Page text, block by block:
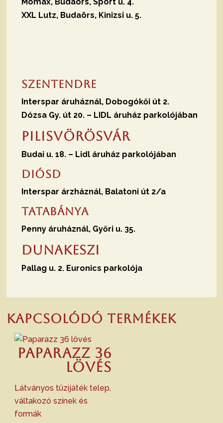
Mömax, Budaörs, Sport u. 4.
XXL Lutz, Budaörs, Kinizsi u. 5.
Szentendre
Interspar áruháznál, Dobogókői út 2.
Dózsa Gy. út 20. – LIDL áruház parkolójában
Pilisvörösvár
Budai u. 18. – Lidl áruház parkolójában
Diósd
Interspar árzháznál, Balatoni út 2/a
Tatabánya
Penny áruháznál, Győri u. 35.
Dunakeszi
Pallag u. 2. Euronics parkolója
Kapcsolódó termékek
Paparazz 36
lövés
Látványos tüzijáték telep,
váltakozó színek és
formák